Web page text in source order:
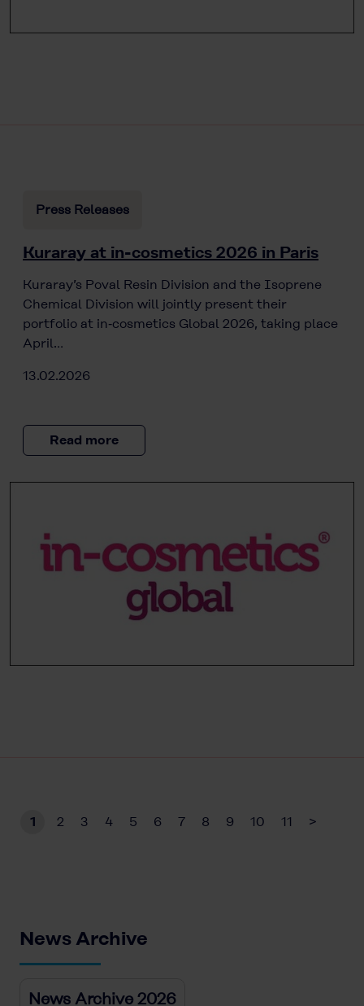
Press Releases
Kuraray at in-cosmetics 2026 in Paris
Kuraray’s Poval Resin Division and the Isoprene
Chemical Division will jointly present their
portfolio at in‑cosmetics Global 2026, taking place
April…
13.02.2026
Read more
1 2 3 4 5 6 7 8 9 10 11 >
News Archive
News Archive 2026